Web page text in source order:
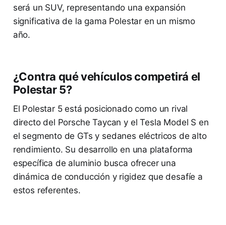
será un SUV, representando una expansión
significativa de la gama Polestar en un mismo
año.
¿Contra qué vehículos competirá el
Polestar 5?
El Polestar 5 está posicionado como un rival
directo del Porsche Taycan y el Tesla Model S en
el segmento de GTs y sedanes eléctricos de alto
rendimiento. Su desarrollo en una plataforma
específica de aluminio busca ofrecer una
dinámica de conducción y rigidez que desafíe a
estos referentes.